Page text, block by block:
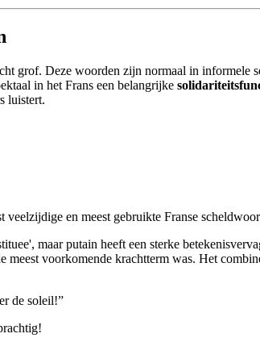
grof. Deze woorden zijn normaal in informele
in het Frans een belangrijke
luistert.
veelzijdige en meest gebruikte Franse
maar putain heeft een sterke
meest voorkomende krachtterm was. Het
de soleil!”